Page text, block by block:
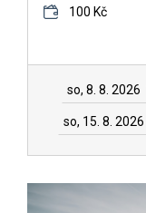
100 Kč
so, 8. 8. 2026
so, 15. 8. 2026